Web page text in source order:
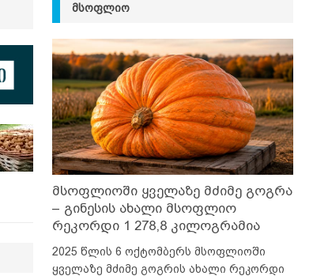
ᲛᲡᲝᲤᲚᲘᲝ
მსოფლიოში ყველაზე მძიმე გოგრა
– გინესის ახალი მსოფლიო
რეკორდი 1 278,8 კილოგრამია
2025 წლის 6 ოქტომბერს მსოფლიოში
ყველაზე მძიმე გოგრის ახალი რეკორდი